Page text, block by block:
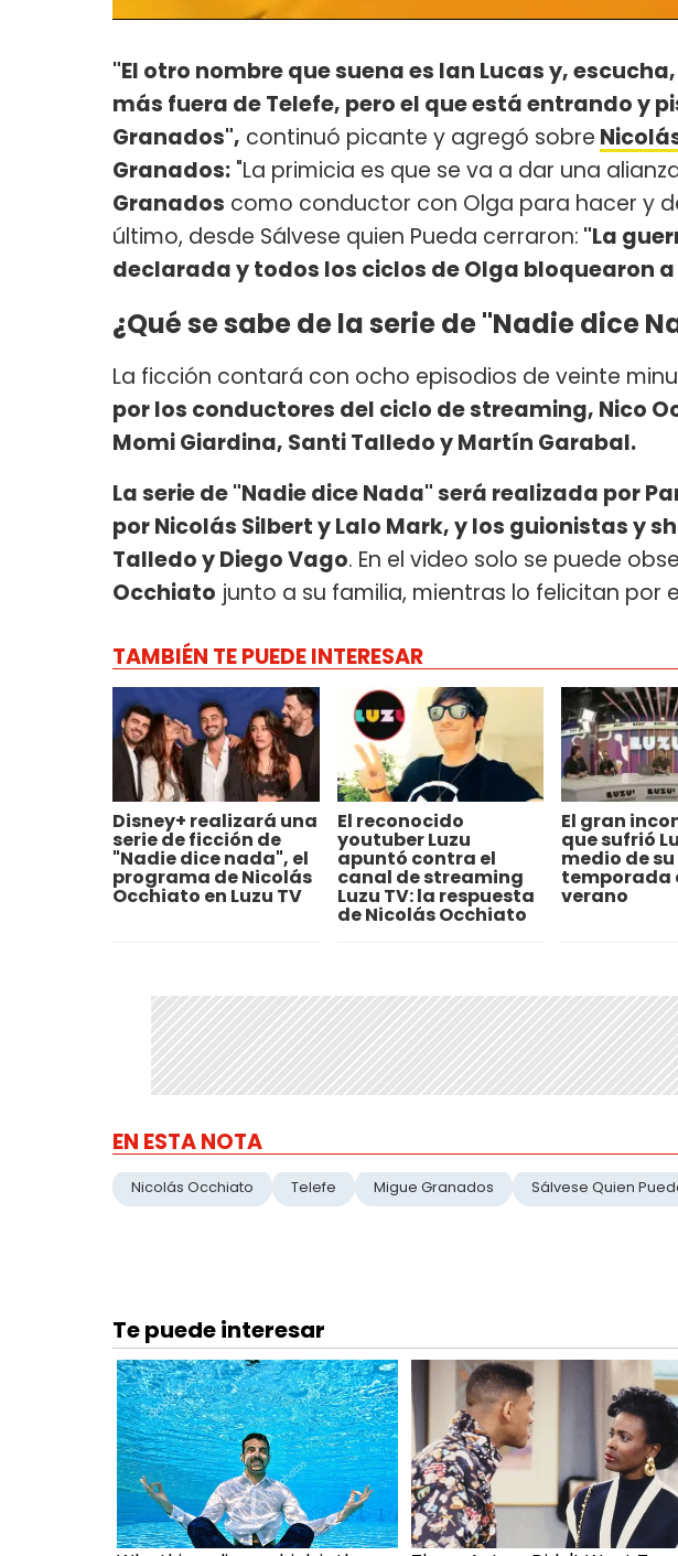
"El otro nombre que suena es Ian Lucas y,
más fuera de Telefe, pero el que está entrando y
Granados", continuó picante y agregó sobre
Granados: "La primicia es que se va a dar una
Granados como conductor con Olga para hacer y
último, desde Sálvese quien Pueda cerraron: "La
declarada y todos los ciclos de Olga bloquearon
¿Qué se sabe de la serie de "Nadie dice
La ficción contará con ocho episodios de veinte
por los conductores del ciclo de streaming, Nico
Momi Giardina, Santi Talledo y Martín Garabal.
La serie de "Nadie dice Nada" será realizada por
por Nicolás Silbert y Lalo Mark, y los guionistas y
Talledo y Diego Vago. En el video solo se puede
Occhiato junto a su familia, mientras lo felicitan por
TAMBIÉN TE PUEDE INTERESAR
Disney+ realizará una
serie de ficción de
"Nadie dice nada", el
programa de Nicolás
Occhiato en Luzu TV
El reconocido
youtuber Luzu
apuntó contra el
canal de streaming
Luzu TV: la respuesta
de Nicolás Occhiato
El gran
que sufrió
medio de su
temporada
verano
EN ESTA NOTA
Nicolás Occhiato Telefe Migue Granados Sálvese Quien